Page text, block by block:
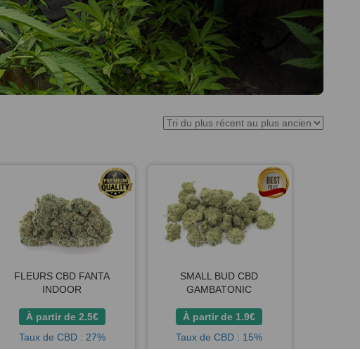
FLEURS CBD FANTA
INDOOR
À partir de 2.5€
Taux de CBD : 27%
SMALL BUD CBD
GAMBATONIC
À partir de 1.9€
Taux de CBD : 15%